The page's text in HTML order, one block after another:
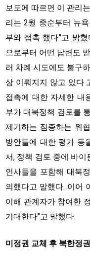
보도에 따르면 이 관리
리는 2월 중순부터 뉴
부와 접촉 했다”고 밝
으로부터 어떤 답변도
러 차례 시도에도 불구
상 이뤄지지 않고 있다
접촉에 대한 자세한 내
부가 대북정책 검토를
제기하는 점증하는 위
방안들에 대한 평가 등
서, 정책 검토 중에 바
인사들을 포함해 대북
의했다고 말했다. 이어
이해 관계자가 참여한
기대한다”고 말했다.
미정권 교체 후 북한정